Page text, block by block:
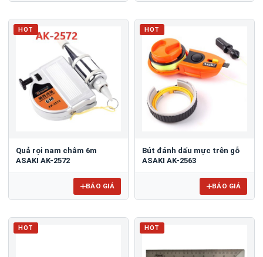
HOT
Quả rọi nam châm 6m
ASAKI AK-2572
BÁO GIÁ
HOT
​​​​​​​Bút đánh dấu mực trên gỗ
ASAKI AK-2563
BÁO GIÁ
HOT HOT